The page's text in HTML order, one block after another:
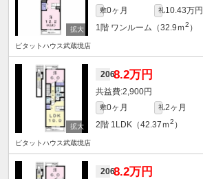
敷0ヶ月 礼10.43万円
1階 ワンルーム（32.9ｍ2 ）
ピタットハウス武蔵境店
2068.2万円
2,900円
敷0ヶ月 礼2ヶ月
2階 1LDK（42.37ｍ2 ）
ピタットハウス武蔵境店
2068.2万円